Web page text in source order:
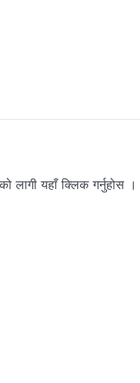
लागी यहाँ क्लिक गर्नुहोस ।